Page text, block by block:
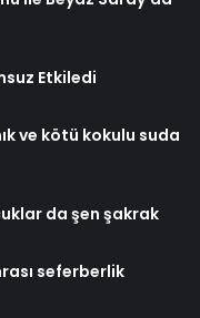
Etkiledi
ve kötü kokulu suda
da şen şakrak
seferberlik